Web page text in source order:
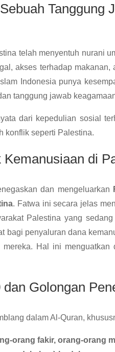
Tanggung
telah menyentuh nurani
akses terhadap
Indonesia punya
tanggung jawab
dari kepedulian sosial
konflik seperti Palestina.
di
dan mengeluarkan
. Fatwa ini secara jelas
Palestina yang
bagi penyaluran dana
Hal ini
Golongan
dalam Al-Quran,
orang fakir, orang-orang